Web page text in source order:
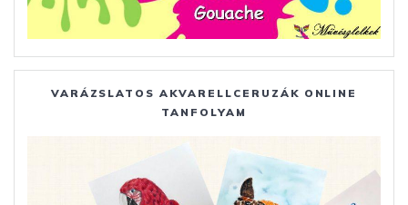
VARÁZSLATOS AKVARELLCERUZÁK ONLINE
TANFOLYAM